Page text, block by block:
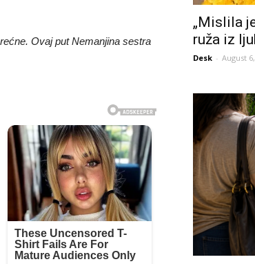
Ovaj put Nemanjina sestra
„Mislila
ruža iz
Desk - August